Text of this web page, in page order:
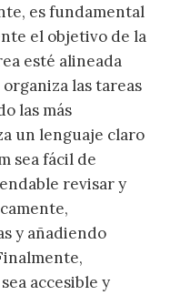
es fundamental
el objetivo de la
esté alineada
las tareas
las más
un lenguaje claro
sea fácil de
revisar y
y añadiendo
accesible y